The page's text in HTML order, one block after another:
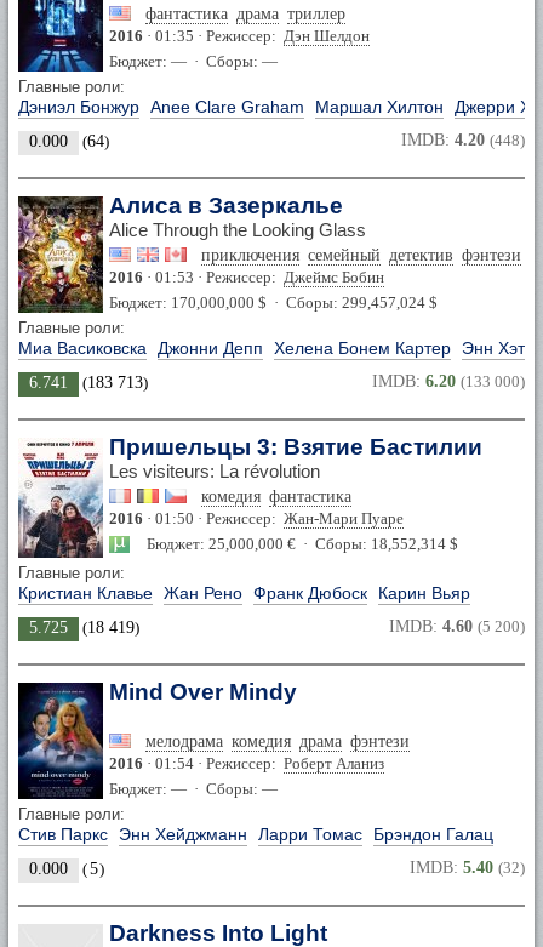
фантастика драма триллер
2016 · 01:35 · Режиссер: Дэн Шелдон
Бюджет: — · Сборы: —
Главные роли:
Дэниэл Бонжур Anee Clare Graham Маршал Хилтон Джерри
0.000 (64) IMDB: 4.20 (448)
Алиса в Зазеркалье
Alice Through the Looking Glass
приключения семейный детектив фэнтези
2016 · 01:53 · Режиссер: Джеймс Бобин
Бюджет: 170,000,000 $ · Сборы: 299,457,024 $
Главные роли:
Миа Васиковска Джонни Депп Хелена Бонем Картер Энн
6.741 (183 713) IMDB: 6.20 (133 000)
Пришельцы 3: Взятие Бастилии
Les visiteurs: La révolution
комедия фантастика
2016 · 01:50 · Режиссер: Жан-Мари Пуаре
Бюджет: 25,000,000 € · Сборы: 18,552,314 $
Главные роли:
Кристиан Клавье Жан Рено Франк Дюбоск Карин Вьяр
5.725 (18 419) IMDB: 4.60 (5 200)
Mind Over Mindy
мелодрама комедия драма фэнтези
2016 · 01:54 · Режиссер: Роберт Аланиз
Бюджет: — · Сборы: —
Главные роли:
Стив Паркс Энн Хейджманн Ларри Томас Брэндон Галац
0.000 (5) IMDB: 5.40 (32)
Darkness Into Light